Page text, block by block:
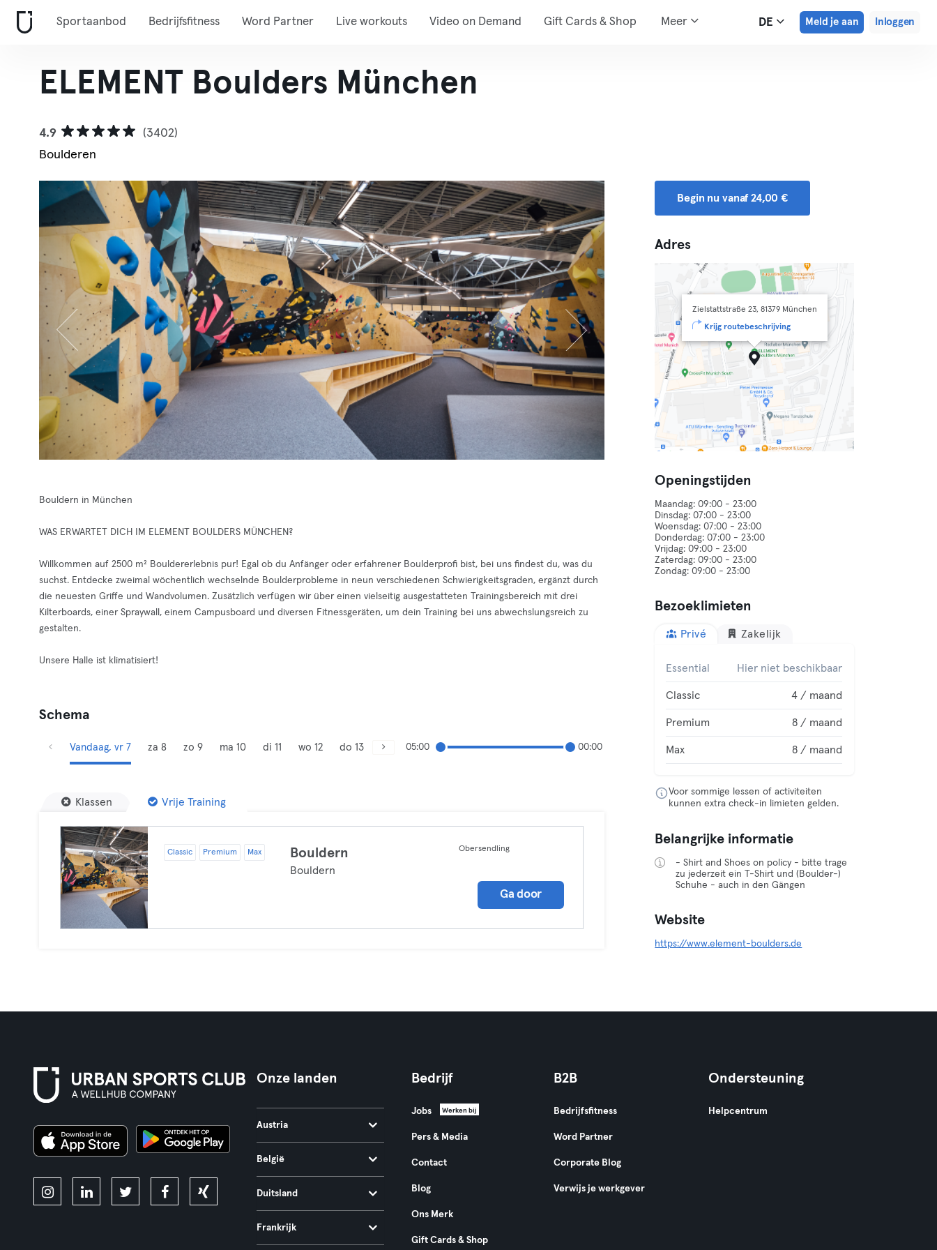
Sportaanbod Bedrijfsfitness Word Partner Live workouts Video on Demand Gift Cards & Shop Meer DE Meld je aan Inloggen
ELEMENT Boulders München
4.9
(3402)
Boulderen
Bouldern in München
WAS ERWARTET DICH IM ELEMENT BOULDERS MÜNCHEN?
Willkommen auf 2500 m² Bouldererlebnis pur! Egal ob du Anfänger oder erfahrener Boulderprofi bist, bei uns findest du, was du
suchst. Entdecke zweimal wöchentlich wechselnde Boulderprobleme in neun verschiedenen Schwierigkeitsgraden, ergänzt durch
die neuesten Griffe und Wandvolumen. Zusätzlich verfügen wir über einen vielseitig ausgestatteten Trainingsbereich mit drei
Kilterboards, einer Spraywall, einem Campusboard und diversen Fitnessgeräten, um dein Training bei uns abwechslungsreich zu
gestalten.
Unsere Halle ist klimatisiert!
Schema
Vandaag, vr 7 za 8 zo 9 ma 10 di 11 wo 12 do 13 05:00 00:00
Klassen Vrije Training
Classic Premium Max Bouldern
Bouldern
Obersendling
Ga door
Begin nu vanaf 24,00 €
Adres
Zielstattstraße 23, 81379 München
Krijg routebeschrijving
Openingstijden
Maandag: 09:00 - 23:00
Dinsdag: 07:00 - 23:00
Woensdag: 07:00 - 23:00
Donderdag: 07:00 - 23:00
Vrijdag: 09:00 - 23:00
Zaterdag: 09:00 - 23:00
Bezoeklimieten
Privé Zakelijk
Essential Hier niet beschikbaar
Classic 4 / maand
Premium 8 / maand
Max 8 / maand
Voor sommige lessen of activiteiten
kunnen extra check-in limieten gelden.
Belangrijke informatie
- Shirt and Shoes on policy - bitte trage
zu jederzeit ein T-Shirt und (Boulder-)
Schuhe - auch in den Gängen
Website
https://www.element-boulders.de
Onze landen
Austria
België
Duitsland
Frankrijk
Bedrijf
Jobs Werken bij
Pers & Media
Contact
Blog
Ons Merk
Gift Cards & Shop
B2B
Bedrijfsfitness
Word Partner
Corporate Blog
Verwijs je werkgever
Ondersteuning
Helpcentrum